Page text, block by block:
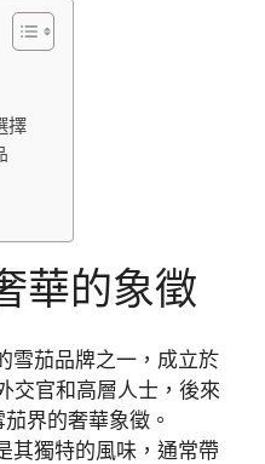
擇
的象徵
雪茄品牌之一，成立於
交官和高層人士，後來
界的奢華象徵。
其獨特的風味，通常帶